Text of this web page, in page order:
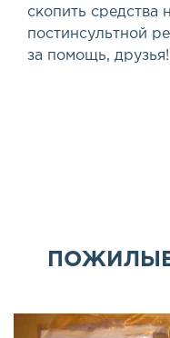
скопить средства
постинсультной
за помощь, друзья!